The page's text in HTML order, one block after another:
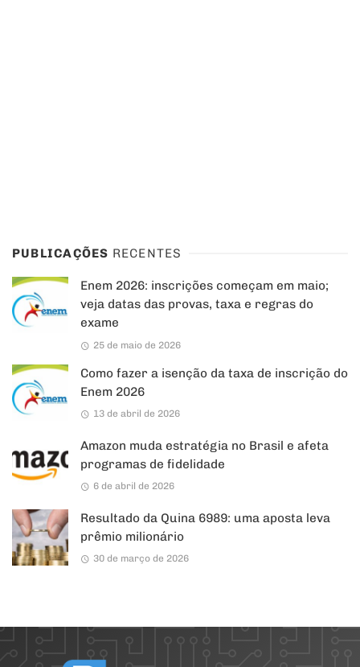
PUBLICAÇÕES RECENTES
Enem 2026: inscrições começam em maio;
veja datas das provas, taxa e regras do
exame
25 de maio de 2026
Como fazer a isenção da taxa de inscrição do
Enem 2026
13 de abril de 2026
Amazon muda estratégia no Brasil e afeta
programas de fidelidade
6 de abril de 2026
Resultado da Quina 6989: uma aposta leva
prêmio milionário
30 de março de 2026